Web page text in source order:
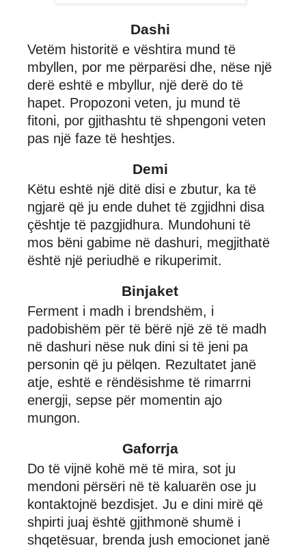
Dashi
Vetëm historitë e vështira mund të
mbyllen, por me përparësi dhe, nëse një
derë eshtë e mbyllur, një derë do të
hapet. Propozoni veten, ju mund të
fitoni, por gjithashtu të shpengoni veten
pas një faze të heshtjes.
Demi
Këtu eshtë një ditë disi e zbutur, ka të
ngjarë që ju ende duhet të zgjidhni disa
çështje të pazgjidhura. Mundohuni të
mos bëni gabime në dashuri, megjithatë
është një periudhë e rikuperimit.
Binjaket
Ferment i madh i brendshëm, i
padobishëm për të bërë një zë të madh
në dashuri nëse nuk dini si të jeni pa
personin që ju pëlqen. Rezultatet janë
atje, eshtë e rëndësishme të rimarrni
energji, sepse për momentin ajo
mungon.
Gaforrja
Do të vijnë kohë më të mira, sot ju
mendoni përsëri në të kaluarën ose ju
kontaktojnë bezdisjet. Ju e dini mirë që
shpirti juaj është gjithmonë shumë i
shqetësuar, brenda jush emocionet janë